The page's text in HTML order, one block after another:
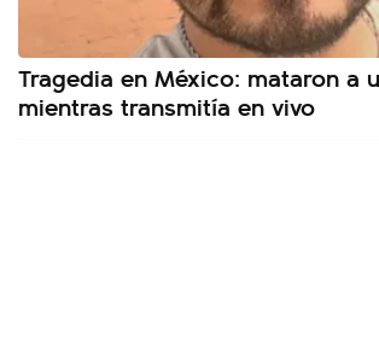
Tragedia en México: mataron a
mientras transmitía en vivo